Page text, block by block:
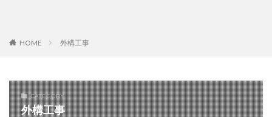
HOME 外構工事
CATEGORY
外構工事